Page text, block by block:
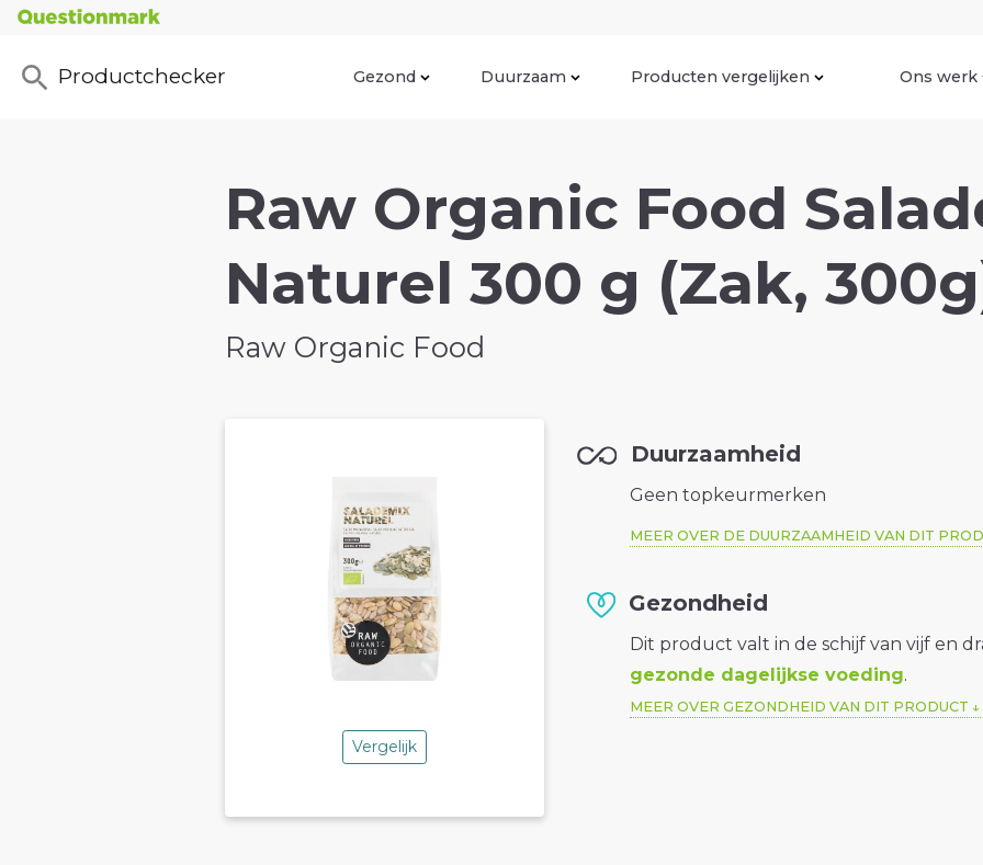
Productchecker Gezond Duurzaam Producten vergelijken Ons werk
Raw Organic Food
Naturel 300 g (Zak,
Raw Organic Food
Vergelijk
Duurzaamheid
Geen topkeurmerken
MEER OVER DE DUURZAAMHEID VAN DIT
Gezondheid
Dit product valt in de schijf van vijf en
gezonde dagelijkse voeding.
MEER OVER GEZONDHEID VAN DIT PRODUCT